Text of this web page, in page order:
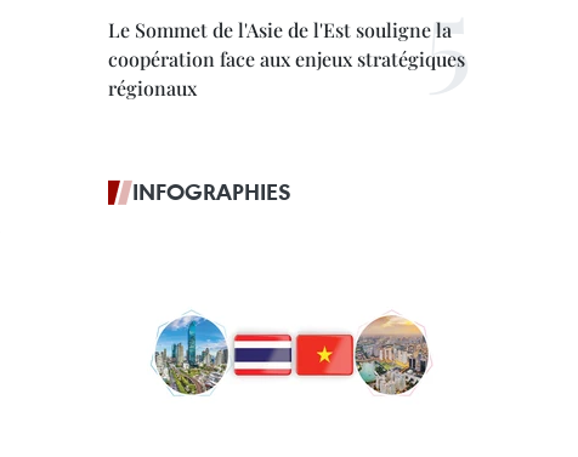
Le Sommet de l'Asie de l'Est souligne la
coopération face aux enjeux stratégiques
régionaux
INFOGRAPHIES